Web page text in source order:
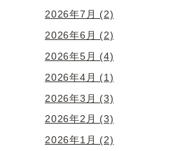
2026年7月 (2)
2026年6月 (2)
2026年5月 (4)
2026年4月 (1)
2026年3月 (3)
2026年2月 (3)
2026年1月 (2)